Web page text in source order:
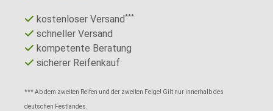
kostenloser Versand***
schneller Versand
kompetente Beratung
sicherer Reifenkauf
*** Ab dem zweiten Reifen und der zweiten Felge! Gilt nur innerhalb des
deutschen Festlandes.